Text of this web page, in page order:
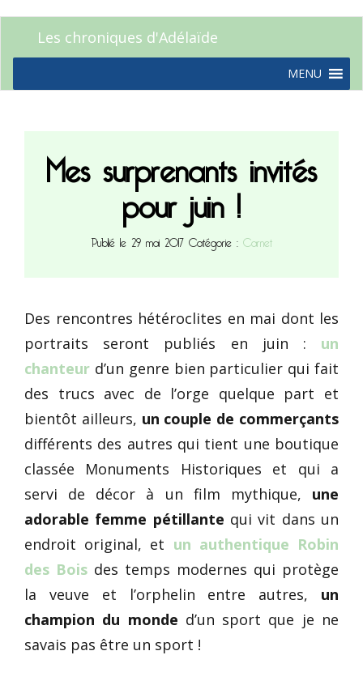
Les chroniques d'Adélaïde
MENU
Mes surprenants invités
pour juin !
Publié le 29 mai 2017Catégorie :Carnet
Des rencontres hétéroclites en mai dont les
portraits seront publiés en juin : un
chanteur d’un genre bien particulier qui fait
des trucs avec de l’orge quelque part et
bientôt ailleurs, un couple de commerçants
différents des autres qui tient une boutique
classée Monuments Historiques et qui a
servi de décor à un film mythique, une
adorable femme pétillante qui vit dans un
endroit original, et un authentique Robin
des Bois des temps modernes qui protège
la veuve et l’orphelin entre autres, un
champion du monde d’un sport que je ne
savais pas être un sport !